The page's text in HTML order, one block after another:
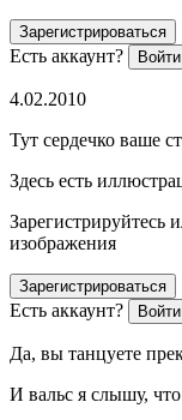
Зарегистрироваться
Есть аккаунт? Войти
4.02.2010
Тут сердечко ваше
Здесь есть
Зарегистрируйтесь
изображения
Зарегистрироваться
Есть аккаунт? Войти
Да, вы танцуете
И вальс я слышу, что